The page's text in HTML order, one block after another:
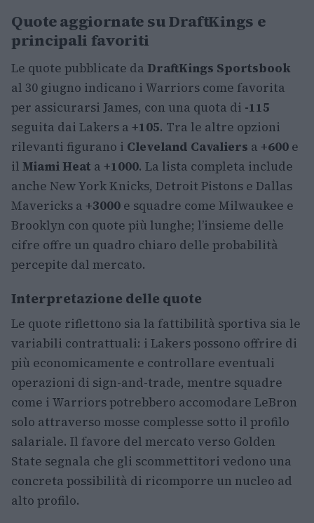
Quote aggiornate su DraftKings e
principali favoriti
Le quote pubblicate da DraftKings Sportsbook
al 30 giugno indicano i Warriors come favorita
per assicurarsi James, con una quota di -115
seguita dai Lakers a +105. Tra le altre opzioni
rilevanti figurano i Cleveland Cavaliers a +600 e
il Miami Heat a +1000. La lista completa include
anche New York Knicks, Detroit Pistons e Dallas
Mavericks a +3000 e squadre come Milwaukee e
Brooklyn con quote più lunghe; l’insieme delle
cifre offre un quadro chiaro delle probabilità
percepite dal mercato.
Interpretazione delle quote
Le quote riflettono sia la fattibilità sportiva sia le
variabili contrattuali: i Lakers possono offrire di
più economicamente e controllare eventuali
operazioni di sign-and-trade, mentre squadre
come i Warriors potrebbero accomodare LeBron
solo attraverso mosse complesse sotto il profilo
salariale. Il favore del mercato verso Golden
State segnala che gli scommettitori vedono una
concreta possibilità di ricomporre un nucleo ad
alto profilo.